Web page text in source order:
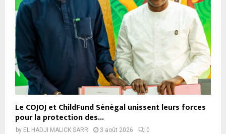
Le COJOJ et ChildFund Sénégal unissent leurs forces
pour la protection des...
by EL HADJI MALICK SARR 3 août 2026 0